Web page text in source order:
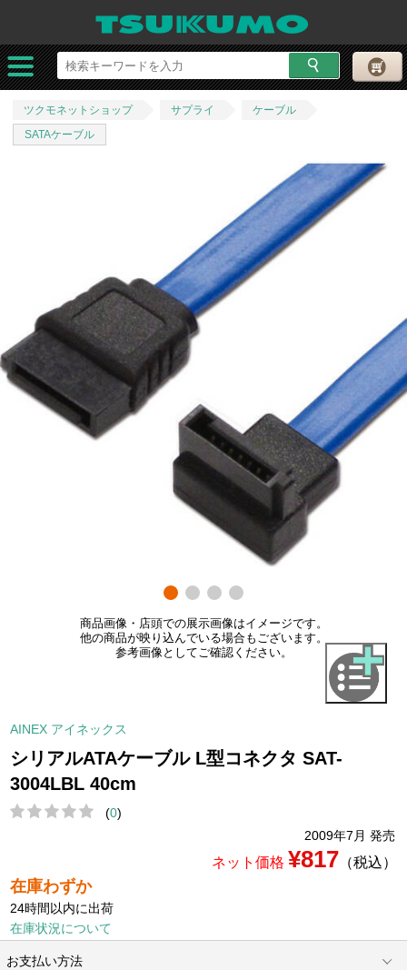
ツクモネットショップ サプライ
ケーブル
SATAケーブル
商品画像・店頭での展示画像はイメージです。
他の商品が映り込んでいる場合もございます。
参考画像としてご確認ください。
AINEX アイネックス
シリアルATAケーブル L型コネクタ SAT-
3004LBL 40cm
(0)
2009年7月 発売
ネット価格 ¥817 （税込）
在庫わずか
24時間以内に出荷
在庫状況について
お支払い方法